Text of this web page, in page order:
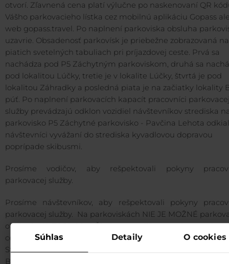
Súhlas Detaily O cookies
otvorí. Zľavnená cena platí výlučne po naskenovaní QR
Vášho parkovacieho lístka cez mobilnú aplikáciu Gopass
web gopass.travel. Po naplnení parkoviska obsluha
uzavrie. Obsadenosť parkovísk je priebežne zobrazovaná na
piatich svetelných tabuliach pri príjazdovej ceste. Prvá sa
nachádza pod P5 Záchytným parkoviskom, druhá sa
pod lokalitou Lúčky, tretie je v lokalite Lúčky, štvrtá je pod
lokalitou Záhradky a posledná piata je na začiatky lokality
púť. Po naplnení parkovacích kapacít pracovníci
služby prevádzajú odklon vozidiel návštevníkov strediska
parkovisko P5 Záchytné parkovisko - Pavčina Lehota
návštevníci vyvážaní do strediska kyvadlovou dopravou
poprípade skibusmi.
Prosíme vodičov, aby rešpektovali pokyny
parkovacej služby.
Prosíme návštevníkov, aby rešpektovali pokyny
parkovacej služby. Na parkoviskách NIE JE MOŽNÉ
otáčanie AUTOBUSOV! Žiadame vodičov autobusov aby
cestujúcich vysadili /naložili na označených
Staré Koliesko, Záhradkách alebo na otočke autobusov v
Biela púť pri hoteli Grand. Doba státia je max 15 min.